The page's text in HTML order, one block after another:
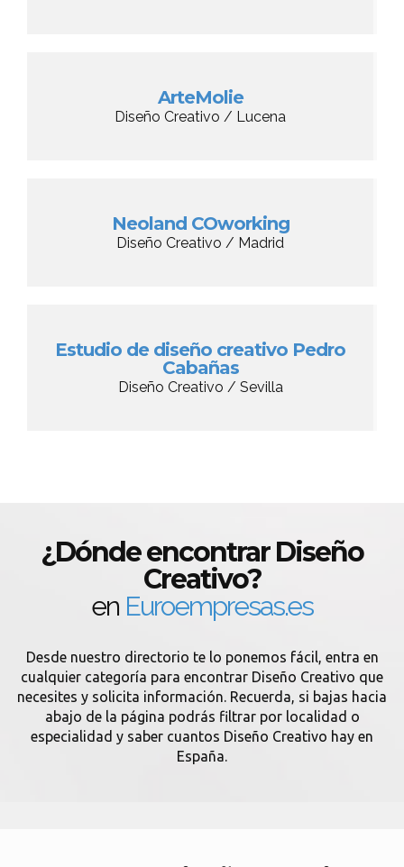
ArteMolie
Diseño Creativo / Lucena
Neoland COworking
Diseño Creativo / Madrid
Estudio de diseño creativo Pedro
Cabañas
Diseño Creativo / Sevilla
¿Dónde encontrar Diseño
Creativo?
en Euroempresas.es
Desde nuestro directorio te lo ponemos fácil, entra en
cualquier categoría para encontrar Diseño Creativo que
necesites y solicita información. Recuerda, si bajas hacia
abajo de la página podrás filtrar por localidad o
especialidad y saber cuantos Diseño Creativo hay en
España.